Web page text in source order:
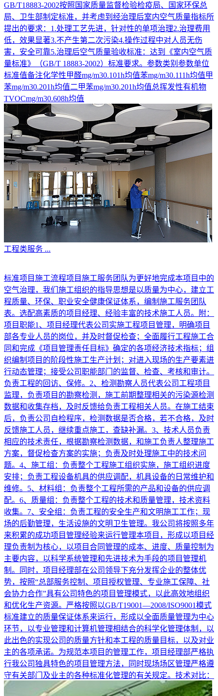
GB/T18883-2002按照国家质量监督检验检疫局、国家环保总
局、卫生部制定标准，并考虑到经治理后室内空气质量指标所
提出的要求：1.处理工艺先进，针对性的单项治理2.治理费用
低，效果显著3.不产生第二次污染4.操作过程中对人员无伤
害，安全可靠5.治理后空气质量验收标准：达到《室内空气质
量标准》（GB/T 18883-2002）标准要求。参数类别参数单位
标准值备注化学性甲醛mg/m30.101h均值苯mg/m30.111h均值甲
苯mg/m30.201h均值二甲苯mg/m30.201h均值总挥发性有机物
TVOCmg/m30.608h均值
工程类服务 ...
标准项目施工流程项目施工服务团队为更好地完成本项目中的
空气治理，我们施工组织的指导思想是以质量为中心，建立工
程质量、环保、职业安全健康保证体系，编制施工服务团队
表。选配高素质的项目经理、经验丰富的技术施工人员。附：
项目职能1、项目经理代表公司实施工程项目管理，明确项目
部各专业人员的岗位，并及时督促检查；全面履行工程施工合
同和完成《项目管理责任目标》确定的各项经济技术指标；组
织编制项目的阶段性施工生产计划；对进入现场的生产要素进
行动态管理；接受公司职能部门的监督、检查、考核和审计。
负责工程的回访、保修。2、检测勘察人员代表公司工程项目
监理，负责项目的勘察检测，施工前期整理相关的污染源检测
数据和收集存档，及时反馈给负责工程相关人员。在施工结束
后，负责公司自检程序，检测数据是否合格，若不合格，及时
反馈施工人员，继续重点施工，查缺补漏。3、技术人员负责
相应的技术责任，根据勘察检测数据，和施工负责人整理施工
方案，督促检查方案的实施；负责及时处理施工中的技术问
题。4、施工组：负责整个工程施工组织实施，施工组织进度
安排；负责工程设备机具的供应调配，机具设备的日常维护和
维修。5、材料组：负责整个工程所需的产品和设备的供应调
配。6、质量组：负责整个工程的技术和质量管理，技术资料
收集。7、安全组：负责工程的安全生产和文明施工工作；现
场的后勤管理，生活设施的文明卫生管理。我公司将按照多年
来积累的成功项目管理经验来运行管理本项目，形成以项目经
理负责制为核心，以项目合同管理的成本、进度、质量控制为
主要内容，以科学系统管理和先进技术为手段的项目管理机
制。同时，项目经理部在公司领导下充分发挥企业的整体优
势，按照“总部服务控制、项目授权管理、专业施工保障、社
会协力合作”具有公司特色的项目管理模式，以此高效地组织
和优化生产资源。严格按照以GB/T19001—2008/ISO9001模式
标准建立的质量保证体系来运行，形成以全面质量管理为中心
环节，以专业管理和计算机管理相结合的科学化管理体制，以
此出色的实现公司的质量方针和本工程的质量目标，以及对业
主的各项承诺。为规范本项目的管理工作，项目经理部严格执
行我公司独具特色的项目管理方法，同时现场场区管理严格遵
守有关部门及业主的各种标准化管理的有关规定。技术对比：